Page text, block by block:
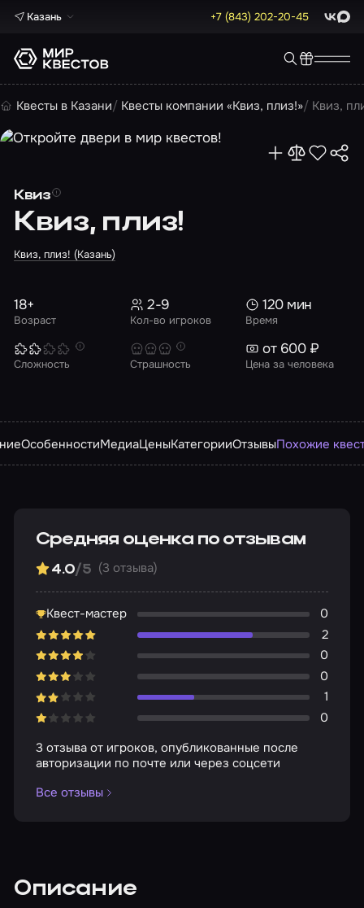
Казань +7 (843) 202-20-45 Max
Квесты в Казани Квесты компании «Квиз, плиз!» Квиз,
Квиз
Квиз, плиз!
Квиз, плиз! (Казань)
Возраст
18+
Кол-во игроков
2-9
Время
120 мин
Сложность Страшность Цена за человека
от 600 ₽
ОсобенностиМедиаЦеныКатегорииОтзывыПохожие
Средняя оценка по отзывам
4.0/5 (3 отзыва)
Квест-мастер
0
2
0
0
1
0
3 отзыва от игроков, опубликованные после
авторизации по почте или через соцсети
Все отзывы
Описание